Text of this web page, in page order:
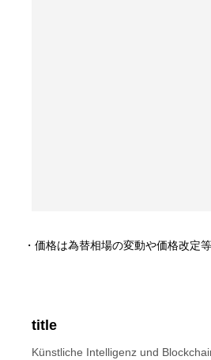
title
Künstliche Intelligenz und
・価格は為替相場の変動や価格改定